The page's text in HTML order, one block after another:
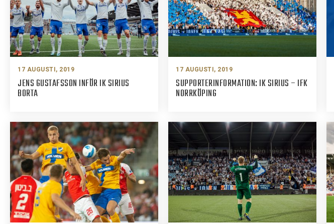
KONTAKT
125-IFKARE
17 AUGUSTI, 2019
JENS GUSTAFSSON INFÖR IK SIRIUS
BORTA
17 AUGUSTI, 2019
SUPPORTERINFORMATION: IK SIRIUS – IFK
NORRKÖPING